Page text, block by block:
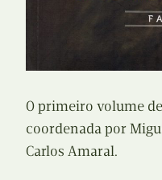
O primeiro volume
coordenada por
Carlos Amaral.